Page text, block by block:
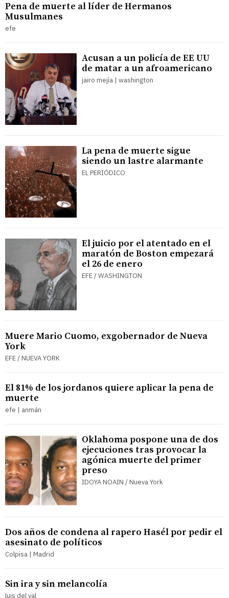
Pena de muerte al líder de Hermanos
Musulmanes
efe
Acusan a un policía de EE UU
de matar a un afroamericano
jairo mejía | washington
La pena de muerte sigue
siendo un lastre alarmante
EL PERIÓDICO
El juicio por el atentado en el
maratón de Boston empezará
el 26 de enero
EFE / WASHINGTON
Muere Mario Cuomo, exgobernador de Nueva
York
EFE / NUEVA YORK
El 81% de los jordanos quiere aplicar la pena de
muerte
efe | anmán
Oklahoma pospone una de dos
ejecuciones tras provocar la
agónica muerte del primer
preso
IDOYA NOAIN / Nueva York
Dos años de condena al rapero Hasél por pedir el
asesinato de políticos
Colpisa | Madrid
Sin ira y sin melancolía
luis del val